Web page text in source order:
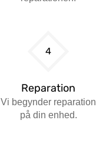
4
Reparation
Vi begynder reparation
på din enhed.